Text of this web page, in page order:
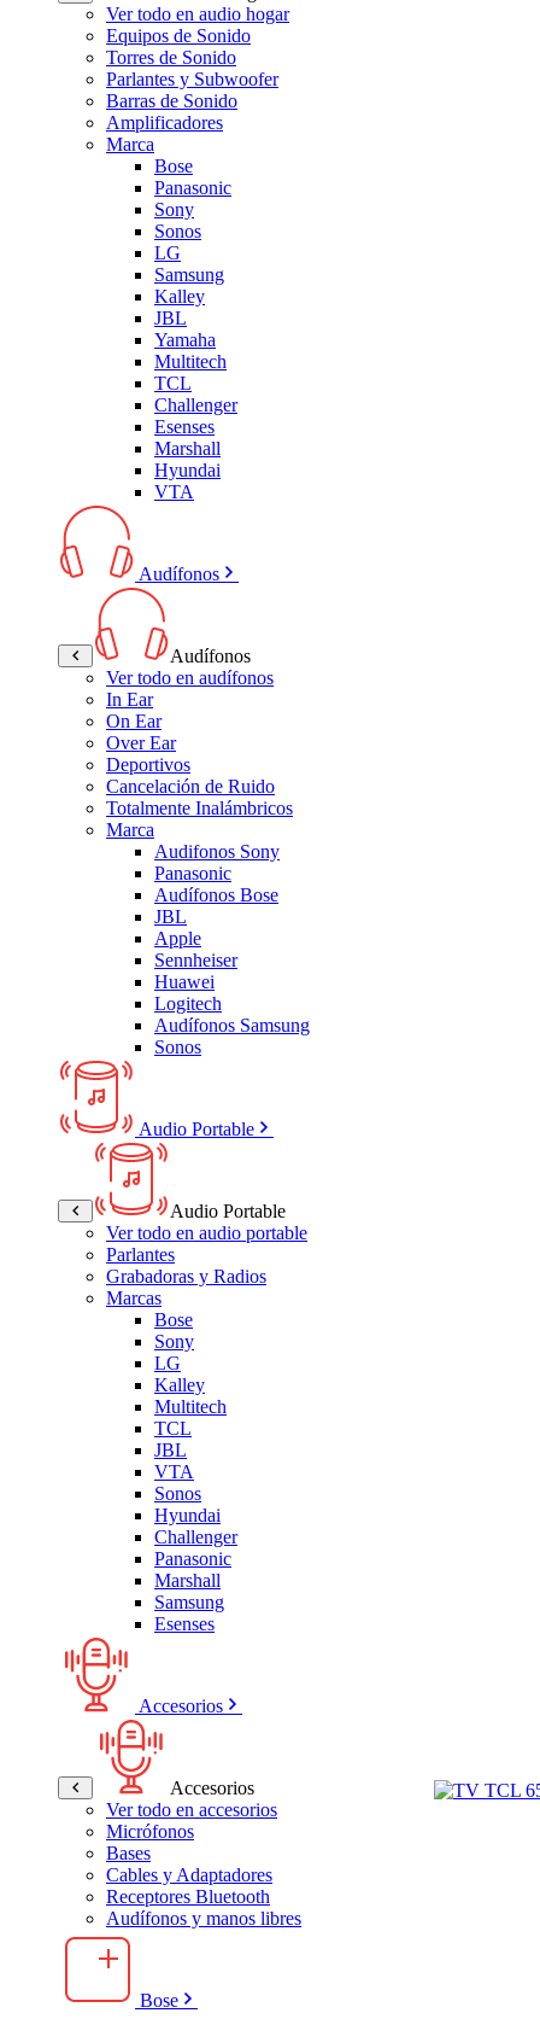
Ver todo en audio hogar
Equipos de Sonido
Torres de Sonido
Parlantes y Subwoofer
Barras de Sonido
Amplificadores
Marca
Bose
Panasonic
Sony
Sonos
LG
Samsung
Kalley
JBL
Yamaha
Multitech
TCL
Challenger
Esenses
Marshall
Hyundai
VTA
Audífonos
Audífonos
Ver todo en audífonos
In Ear
On Ear
Over Ear
Deportivos
Cancelación de Ruido
Totalmente Inalámbricos
Marca
Audifonos Sony
Panasonic
Audífonos Bose
JBL
Apple
Sennheiser
Huawei
Logitech
Audífonos Samsung
Sonos
Audio Portable
Audio Portable
Ver todo en audio portable
Parlantes
Grabadoras y Radios
Marcas
Bose
Sony
LG
Kalley
Multitech
TCL
JBL
VTA
Sonos
Hyundai
Challenger
Panasonic
Marshall
Samsung
Esenses
Accesorios
Accesorios
Ver todo en accesorios
Micrófonos
Bases
Cables y Adaptadores
Receptores Bluetooth
Audífonos y manos libres
Bose